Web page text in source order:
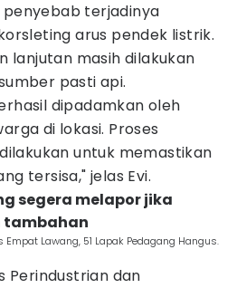
terjadinya
arus pendek listrik.
lanjutan masih dilakukan
pasti api.
dipadamkan oleh
di lokasi. Proses
untuk memastikan
tersisa," jelas Evi.
segera melapor jika
tambahan
Lawang, 51 Lapak Pedagang Hangus.
Perindustrian dan